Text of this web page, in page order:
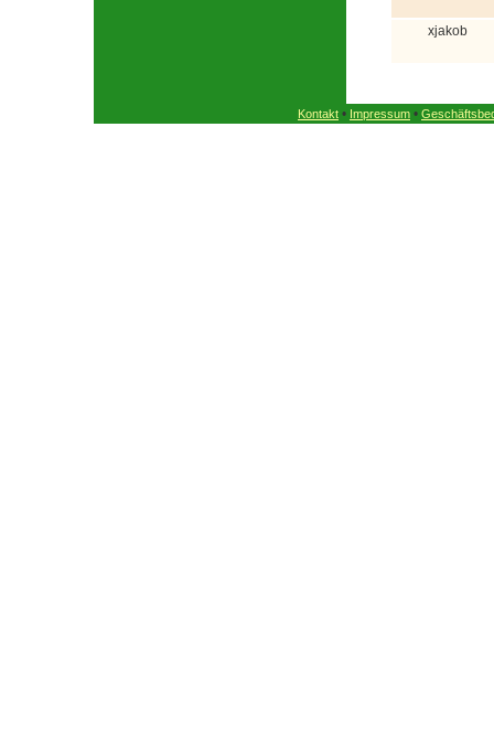
xjakob
Kontakt • Impressum •